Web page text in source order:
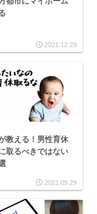
2021.12.29
教える！男性育休
取るべきではない
2021.09.29